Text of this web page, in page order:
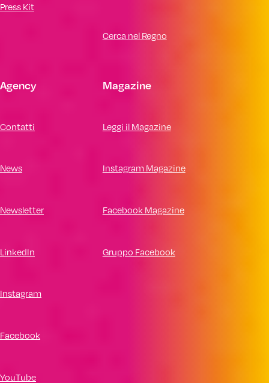
Press Kit
Cerca nel Regno
Agency
Contatti
News
Newsletter
LinkedIn
Instagram
Facebook
YouTube
Magazine
Leggi il Magazine
Instagram Magazine
Facebook Magazine
Gruppo Facebook